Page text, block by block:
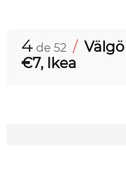
4 de 52 /
€7, Ikea